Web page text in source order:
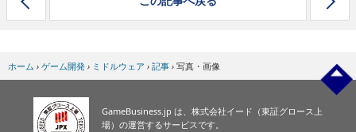
ホーム › ゲーム開発 › ミドルウェア › 記事 › 写真・画像
GameBusiness.jp は、株式会社イード（東証グロース上
場）の運営するサービスです。